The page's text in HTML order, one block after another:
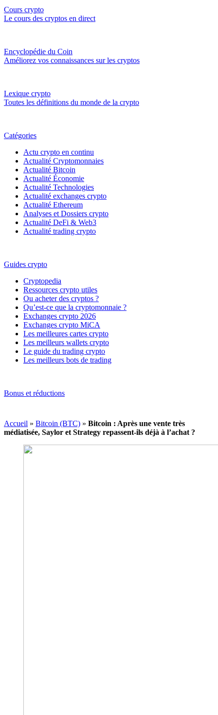
Cours crypto
Le cours des cryptos en direct
Encyclopédie du Coin
Améliorez vos connaissances sur les cryptos
Lexique crypto
Toutes les définitions du monde de la crypto
Catégories
Actu crypto en continu
Actualité Cryptomonnaies
Actualité Bitcoin
Actualité Économie
Actualité Technologies
Actualité exchanges crypto
Actualité Ethereum
Analyses et Dossiers crypto
Actualité DeFi & Web3
Actualité trading crypto
Guides crypto
Cryptopedia
Ressources crypto utiles
Ou acheter des cryptos ?
Qu’est-ce que la cryptomonnaie ?
Exchanges crypto 2026
Exchanges crypto MiCA
Les meilleures cartes crypto
Les meilleurs wallets crypto
Le guide du trading crypto
Les meilleurs bots de trading
Bonus et réductions
Accueil » Bitcoin (BTC) » Bitcoin : Après une vente très
médiatisée, Saylor et Strategy repassent-ils déjà à l’achat ?